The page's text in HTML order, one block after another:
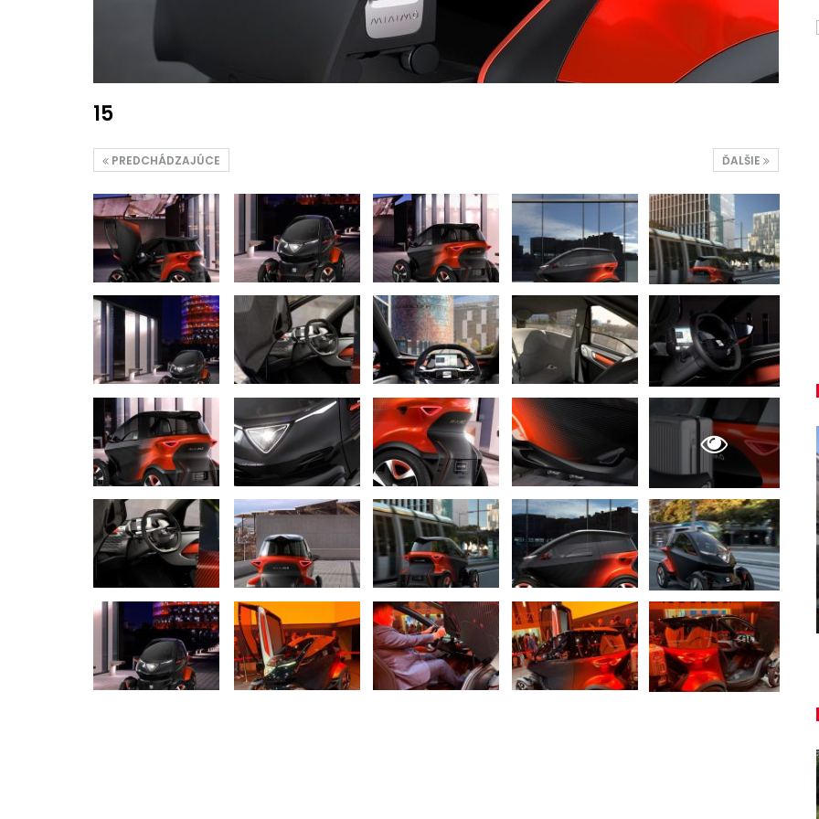
15
ĎALŠIE
PREDCHÁDZAJÚCE
AUTO TESTY
TEST: Ford Kuga Hybrid má veľký
2,5-litrový motor. Pôjde to…
Peter varga júl 31, 2026 0
AUTO TESTY
TEST: Dacia Duster hybrid-G 150
4×4 – Trojitý útok
Daniel Balucha aug 6, 2026 0